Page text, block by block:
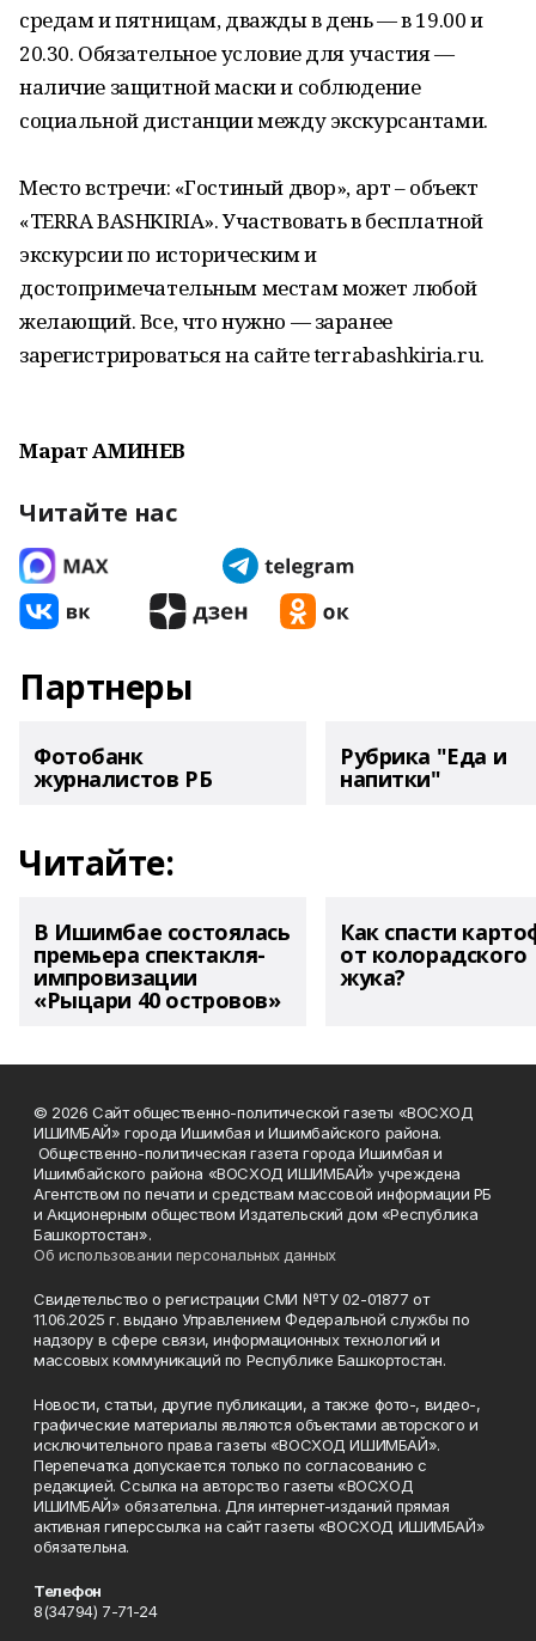
средам и пятницам, дважды в день — в 19.00 и
20.30. Обязательное условие для участия —
наличие защитной маски и соблюдение
социальной дистанции между экскурсантами.
Место встречи: «Гостиный двор», арт – объект
«TERRA BASHKIRIA». Участвовать в бесплатной
экскурсии по историческим и
достопримечательным местам может любой
желающий. Все, что нужно — заранее
зарегистрироваться на сайте terrabashkiria.ru.
Марат АМИНЕВ
Читайте нас
Партнеры
Фотобанк
журналистов РБ
Рубрика "Еда и
напитки"
Читайте:
В Ишимбае состоялась
премьера спектакля-
импровизации
«Рыцари 40 островов»
Как спасти
от колорадского
жука?
© 2026 Сайт общественно-политической газеты «ВОСХОД
ИШИМБАЙ» города Ишимбая и Ишимбайского района.
Общественно-политическая газета города Ишимбая и
Ишимбайского района «ВОСХОД ИШИМБАЙ» учреждена
Агентством по печати и средствам массовой информации РБ
и Акционерным обществом Издательский дом «Республика
Башкортостан».
Об использовании персональных данных
Свидетельство о регистрации СМИ №ТУ 02-01877 от
11.06.2025 г. выдано Управлением Федеральной службы по
надзору в сфере связи, информационных технологий и
массовых коммуникаций по Республике Башкортостан.
Новости, статьи, другие публикации, а также фото-, видео-,
графические материалы являются объектами авторского и
исключительного права газеты «ВОСХОД ИШИМБАЙ».
Перепечатка допускается только по согласованию с
редакцией. Ссылка на авторство газеты «ВОСХОД
ИШИМБАЙ» обязательна. Для интернет-изданий прямая
активная гиперссылка на сайт газеты «ВОСХОД ИШИМБАЙ»
обязательна.
Телефон
8(34794) 7-71-24